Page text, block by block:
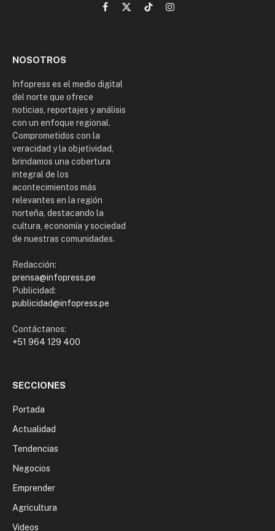
Facebook
X
TikTokInstagram
NOSOTROS
Infopress es el medio digital
del norte que ofrece
noticias, reportajes y análisis
con un enfoque regional.
Comprometidos con la
veracidad y la objetividad,
brindamos una cobertura
integral de los
acontecimientos más
relevantes en la región
norteña, destacando la
cultura, economía y sociedad
de nuestras comunidades.
Redacción:
prensa@infopress.pe
Publicidad:
publicidad@infopress.pe
Contáctanos:
+51 964 129 400
SECCIONES
Portada
Actualidad
Tendencias
Negocios
Emprender
Agricultura
Videos